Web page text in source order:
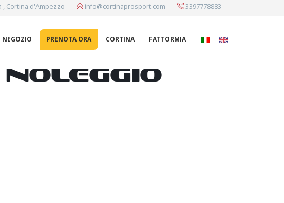
, Cortina d'Ampezzo info@cortinaprosport.com 3397778883
NEGOZIO PRENOTA ORA CORTINA FATTORMIA